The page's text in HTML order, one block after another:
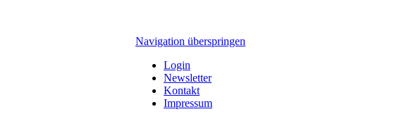
Navigation überspringen
Login
Newsletter
Kontakt
Impressum